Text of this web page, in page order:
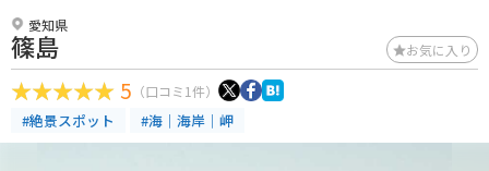
愛知県
篠島 お気に入り
5 （口コミ1件）
#絶景スポット #海｜海岸｜岬